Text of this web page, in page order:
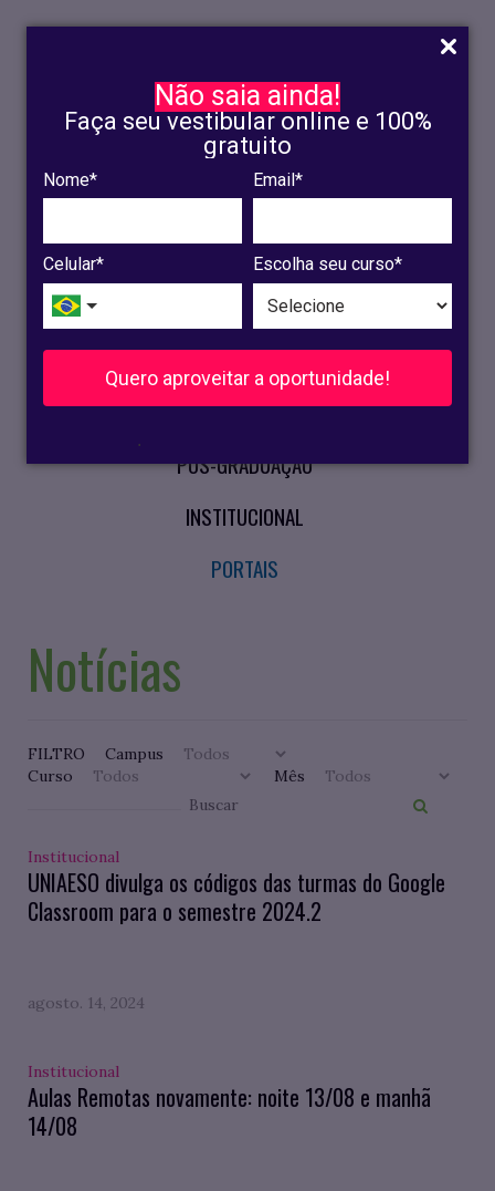
Não saia ainda!
Faça seu vestibular online e 100%
gratuito
Nome* Email*
Celular* Escolha seu curso*
Quero aproveitar a oportunidade!
.
INSCRIÇÃO
OLINDA
RECIFE
VESTIBULAR
CURSOS PRESENCIAIS
PÓS-GRADUAÇÃO
INSTITUCIONAL
PORTAIS
Notícias
FILTRO
Campus
Curso
Mês
Institucional
UNIAESO divulga os códigos das turmas do Google
Classroom para o semestre 2024.2
agosto. 14, 2024
Institucional
Aulas Remotas novamente: noite 13/08 e manhã
14/08